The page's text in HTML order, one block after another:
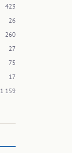
423
26
260
27
75
17
1 159